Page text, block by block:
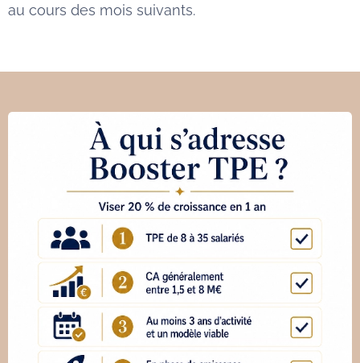
au cours des mois suivants.